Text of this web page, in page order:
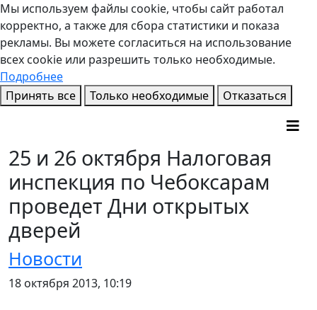
Мы используем файлы cookie, чтобы сайт работал
корректно, а также для сбора статистики и показа
рекламы. Вы можете согласиться на использование
всех cookie или разрешить только необходимые.
Подробнее
Принять все
Только необходимые Отказаться
25 и 26 октября Налоговая
инспекция по Чебоксарам
проведет Дни открытых
дверей
Новости
18 октября 2013, 10:19